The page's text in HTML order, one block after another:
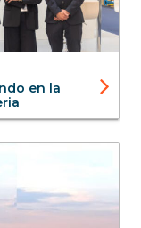
en la